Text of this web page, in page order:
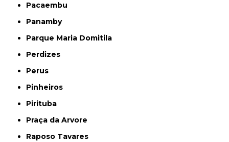
Pacaembu
Panamby
Parque Maria Domitila
Perdizes
Perus
Pinheiros
Pirituba
Praça da Arvore
Raposo Tavares